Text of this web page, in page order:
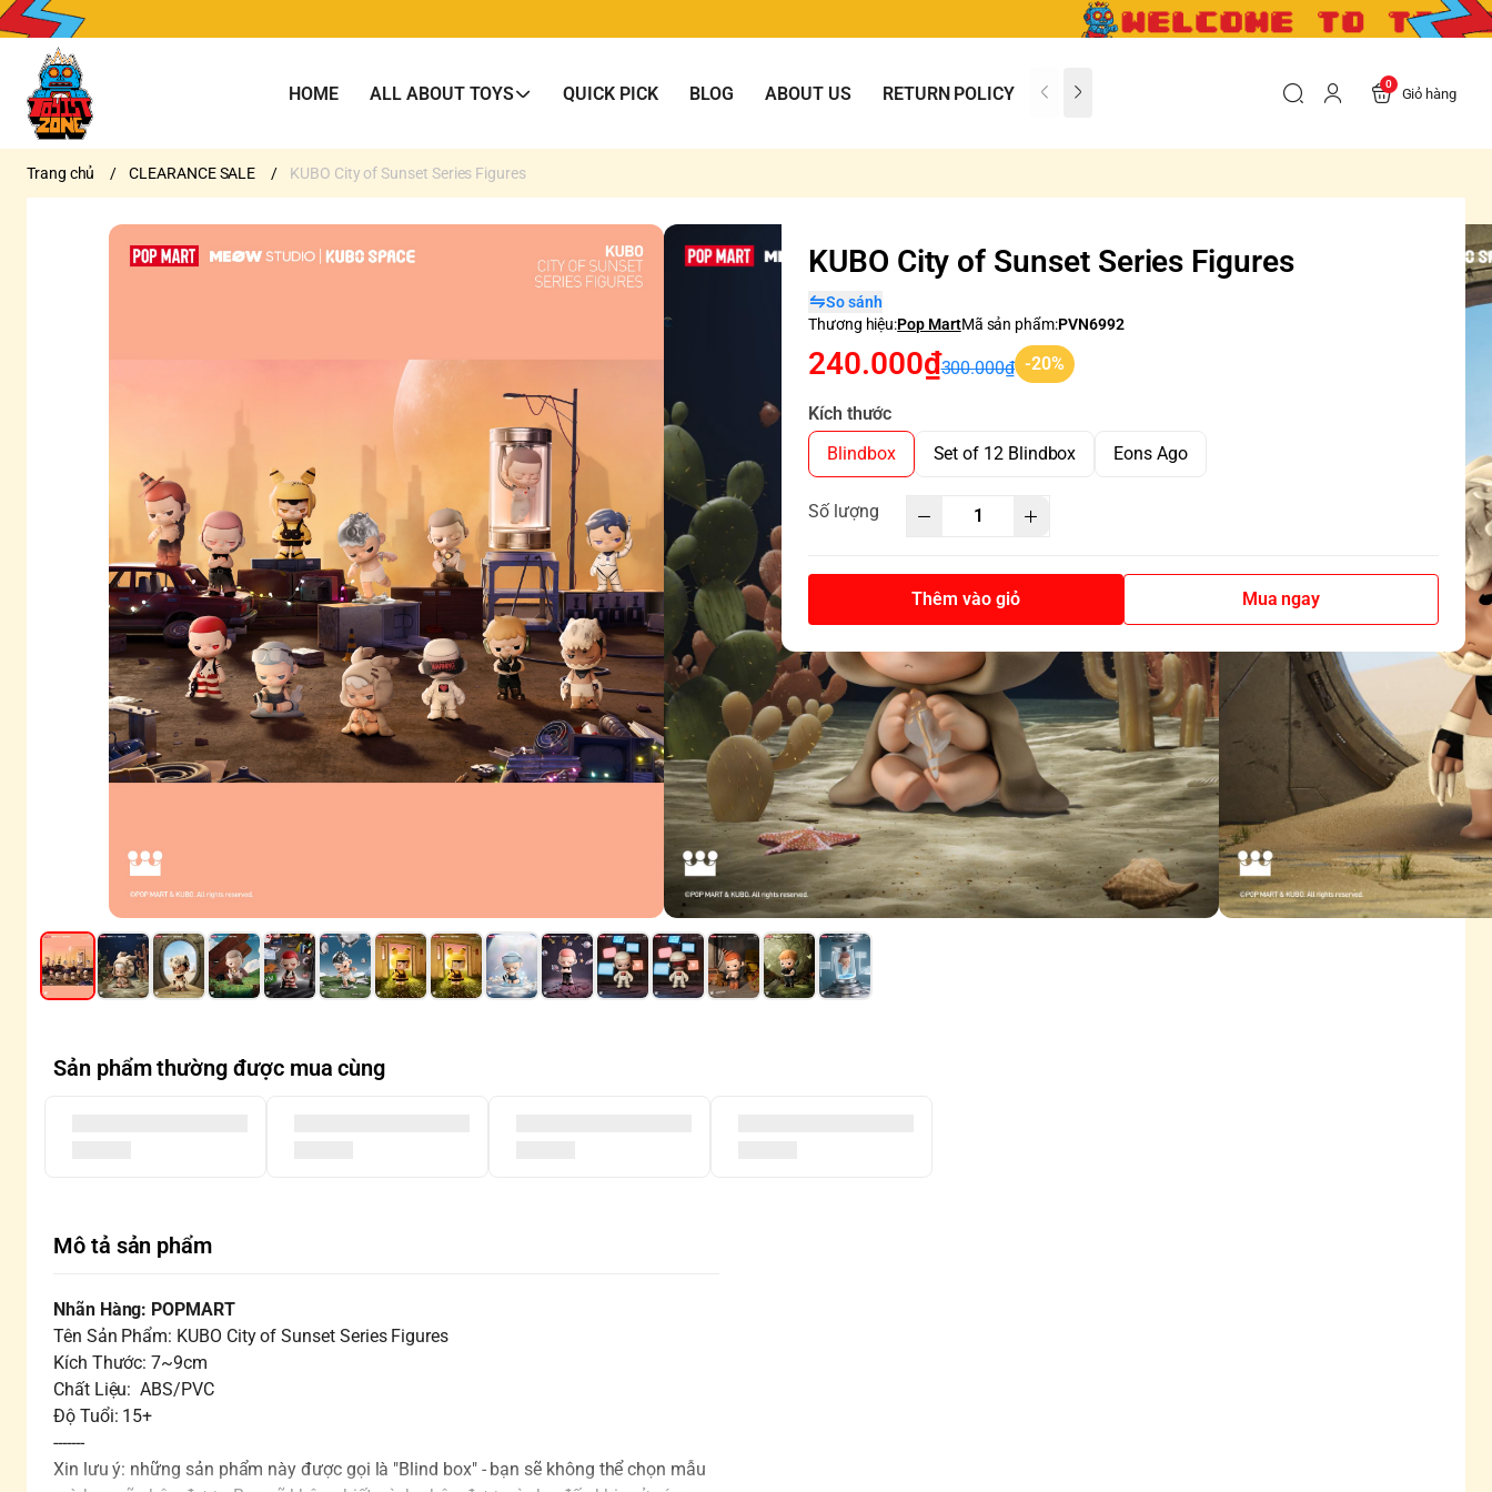
HOME ALL ABOUT TOYS QUICK PICK BLOG ABOUT US RETURN POLICY CONTACT US 0
Giỏ hàng
Trang chủ / CLEARANCE SALE / KUBO City of Sunset Series Figures
KUBO City of Sunset Series Figures
So sánh
Thương hiệu:Pop MartMã sản phẩm:PVN6992
240.000₫300.000₫ -20%
Kích thước
Blindbox
Set of 12 Blindbox Eons Ago
Số lượng
Thêm vào giỏ Mua ngay
Sản phẩm thường được mua cùng
Mô tả sản phẩm
Nhãn Hàng: POPMART
Tên Sản Phẩm: KUBO City of Sunset Series Figures
Kích Thước: 7~9cm
Chất Liệu: ABS/PVC
Độ Tuổi: 15+
-------
Xin lưu ý: những sản phẩm này được gọi là "Blind box" - bạn sẽ không thể chọn mẫu